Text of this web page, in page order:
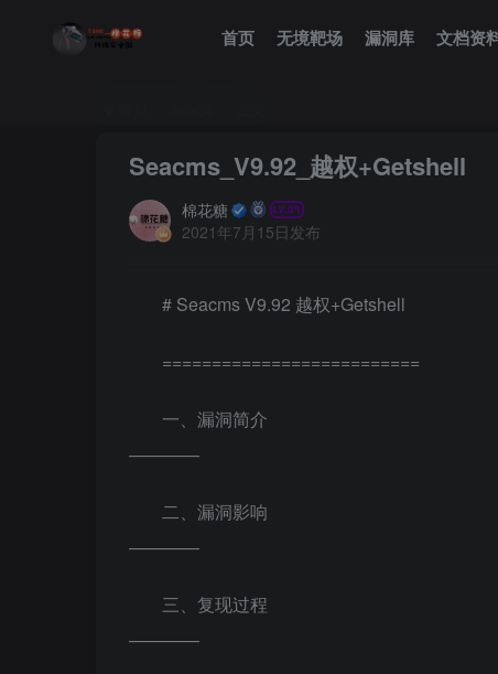
首页 无境靶场 漏洞库 文档资
Seacms_V9.92_越权+Getshell
棉花糖
2021年7月15日发布
# Seacms V9.92 越权+Getshell
==========================
一、漏洞简介
————
二、漏洞影响
————
三、复现过程
————